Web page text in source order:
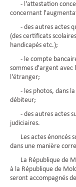
- l'attestation
concernant
- des autres actes
(des certificats
handicapés etc.);
- le compte bancaire
sommes d'argent
l'étranger;
- les photos, dans la
débiteur;
- des autres actes
judiciaires.
Les actes énoncés
dans une manière
La République de
à la République de
seront accompagnés